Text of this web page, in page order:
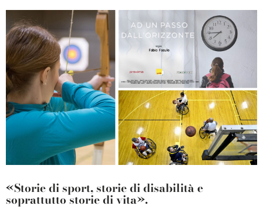
«Storie di sport, storie di disabilità e
soprattutto storie di vita».